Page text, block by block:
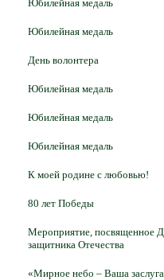
Юбилейная медаль
Юбилейная медаль
День волонтера
Юбилейная медаль
Юбилейная медаль
Юбилейная медаль
К моей родине с любовью!
80 лет Победы
Мероприятие, посвященное
защитника Отечества
«Мирное небо – Ваша